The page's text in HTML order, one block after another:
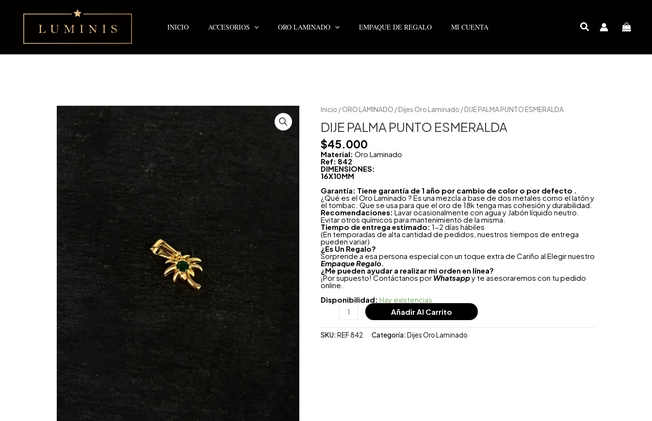
contenido
INICIO
ACCESORIOS ORO LAMINADO EMPAQUE DE REGALO MI CUENTA
Inicio /ORO LAMINADO /Dijes Oro Laminado / DIJE PALMA PUNTO ESMERALDA
DIJE PALMA PUNTO ESMERALDA
$45.000
Material: Oro Laminado
Ref: 842
DIMENSIONES:
16X10MM
Garantía: Tiene garantía de 1 año por cambio de color o por defecto .
¿Qué es el Oro Laminado ? Es una mezcla a base de dos metales como el latón y
el tombac. Que se usa para que el oro de 18k tenga mas cohesión y durabilidad.
Recomendaciones: Lavar ocasionalmente con agua y Jabón líquido neutro.
Evitar otros químicos para mantenimiento de la misma.
Tiempo de entrega estimado: 1-2 días hábiles
(En temporadas de alta cantidad de pedidos, nuestros tiempos de entrega
pueden variar)
¿ Es Un Regalo?
Sorprende a esa persona especial con un toque extra de Cariño al Elegir nuestro
Empaque Regalo.
¿Me pueden ayudar a realizar mi orden en línea?
¡Por supuesto! Contáctanos por Whatsappy te asesoraremos con tu pedido
online.
Disponibilidad: Hay existencias
DIJE
PALMA
PUNTO
ESMERALDA
cantidad
Añadir Al Carrito
SKU: REF 842 Categoría: Dijes Oro Laminado